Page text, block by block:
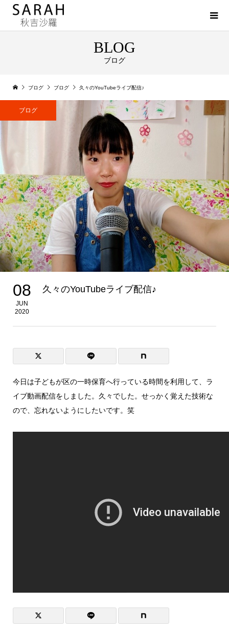
BLOG
ブログ
ブログ ブログ 久々のYouTubeライブ配信♪
ブログ
08
JUN
2020
久々のYouTubeライブ配信♪
今日は子どもが区の一時保育へ行っている時間を利用して、ラ
イブ動画配信をしました。久々でした。せっかく覚えた技術な
ので、忘れないようにしたいです。笑